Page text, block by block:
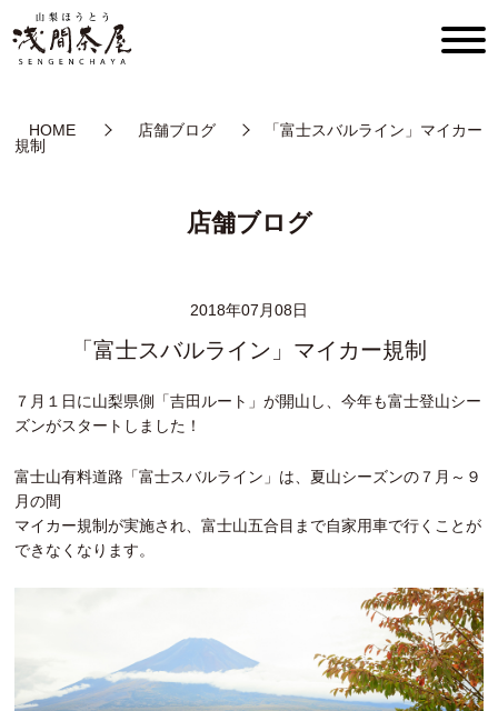
HOME 店舗ブログ
「富士スバルライン」マイカー
規制
店舗ブログ
2018年07月08日
「富士スバルライン」マイカー規制
７月１日に山梨県側「吉田ルート」が開山し、今年も富士登山シー
ズンがスタートしました！
富士山有料道路「富士スバルライン」は、夏山シーズンの７月～９
月の間
マイカー規制が実施され、富士山五合目まで自家用車で行くことが
できなくなります。